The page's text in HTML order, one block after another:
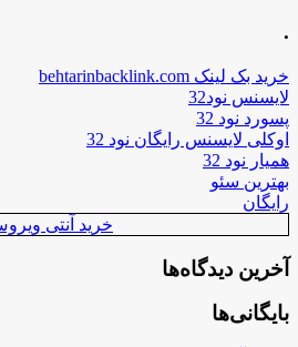
.
خرید بک لینک behtarinbacklink.com
لایسنس نود32
پسورد نود 32
اوکلی لایسنس رایگان نود 32
همیار نود 32
بهترین سئو
رایگان
خرید آنتی
آخرین دیدگاه‌ها
بایگانی‌ها